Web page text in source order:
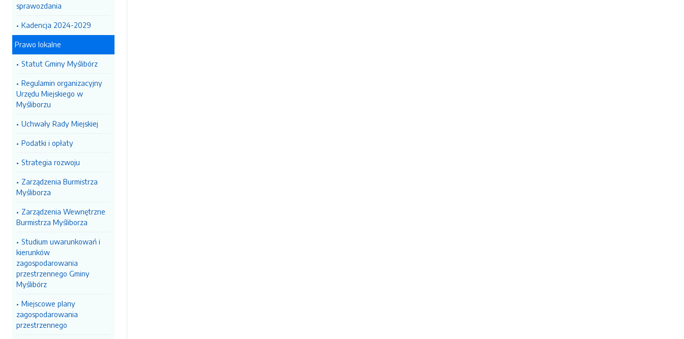
sprawozdania
Kadencja 2024-2029
Prawo lokalne
Statut Gminy Myślibórz
Regulamin organizacyjny
Urzędu Miejskiego w
Myśliborzu
Uchwały Rady Miejskiej
Podatki i opłaty
Strategia rozwoju
Zarządzenia Burmistrza
Myśliborza
Zarządzenia Wewnętrzne
Burmistrza Myśliborza
Studium uwarunkowań i
kierunków
zagospodarowania
przestrzennego Gminy
Myślibórz
Miejscowe plany
zagospodarowania
przestrzennego